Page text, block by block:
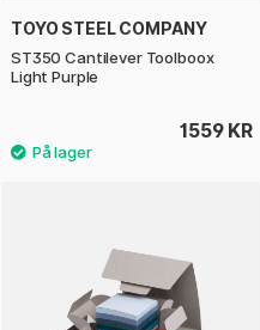
TOYO STEEL COMPANY
ST350 Cantilever Toolboox
Light Purple
1559 KR